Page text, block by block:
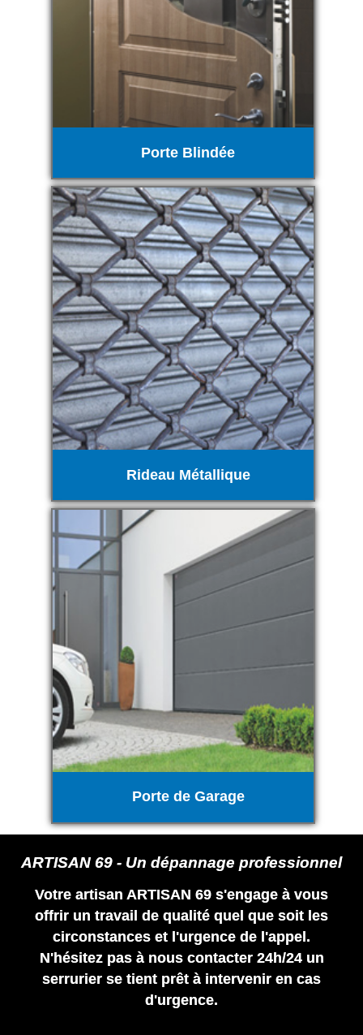
Porte Blindée
Rideau Métallique
Porte de Garage
ARTISAN 69 - Un dépannage professionnel
Votre artisan ARTISAN 69 s'engage à vous
offrir un travail de qualité quel que soit les
circonstances et l'urgence de l'appel.
N'hésitez pas à nous contacter 24h/24 un
serrurier se tient prêt à intervenir en cas
d'urgence.